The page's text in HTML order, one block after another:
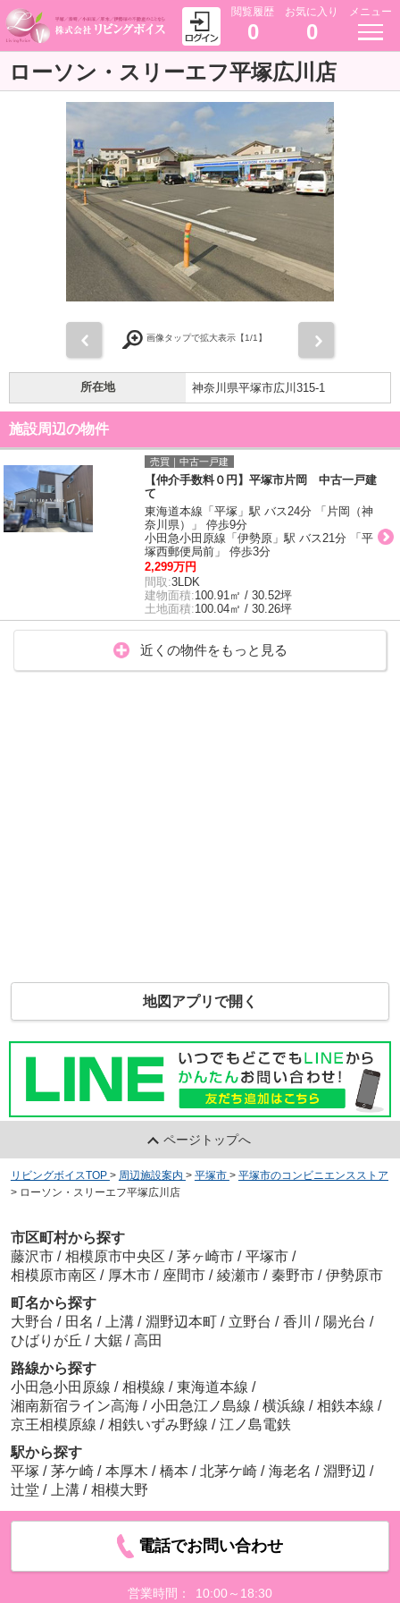
閲覧履歴
0
お気に入り
0
メニュー
ローソン・スリーエフ平塚広川店
画像タップで拡大表示【1/1】
所在地 神奈川県平塚市広川315-1
施設周辺の物件
売買｜中古一戸建
【仲介手数料０円】平塚市片岡 中古一戸建
て
東海道本線「平塚」駅 バス24分 「片岡（神
奈川県）」 停歩9分
小田急小田原線「伊勢原」駅 バス21分 「平
塚西郵便局前」 停歩3分
2,299万円
間取:3LDK
建物面積:100.91㎡ / 30.52坪
土地面積:100.04㎡ / 30.26坪
近くの物件をもっと見る
地図アプリで開く
ページトップへ
リビングボイスTOP > 周辺施設案内 > 平塚市 > 平塚市のコンビニエンスストア
> ローソン・スリーエフ平塚広川店
市区町村から探す
藤沢市 / 相模原市中央区 / 茅ヶ崎市 / 平塚市 /
相模原市南区 / 厚木市 / 座間市 / 綾瀬市 / 秦野市 / 伊勢原市
町名から探す
大野台 / 田名 / 上溝 / 淵野辺本町 / 立野台 / 香川 / 陽光台 /
ひばりが丘 / 大鋸 / 高田
路線から探す
小田急小田原線 / 相模線 / 東海道本線 /
湘南新宿ライン高海 / 小田急江ノ島線 / 横浜線 / 相鉄本線 /
京王相模原線 / 相鉄いずみ野線 / 江ノ島電鉄
駅から探す
平塚 / 茅ケ崎 / 本厚木 / 橋本 / 北茅ケ崎 / 海老名 / 淵野辺 /
辻堂 / 上溝 / 相模大野
電話でお問い合わせ
営業時間： 10:00～18:30